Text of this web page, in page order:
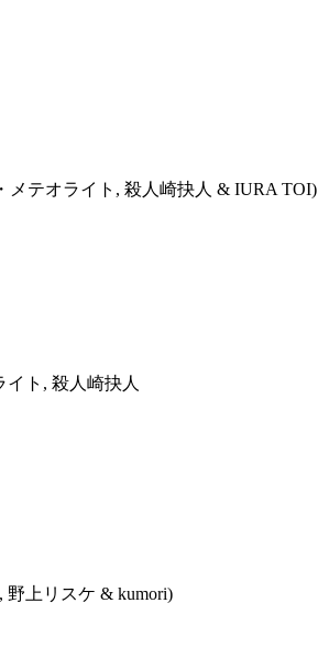
メテオライト, 殺人崎抉人 & IURA TOI)
ト, 殺人崎抉人
野上リスケ & kumori)